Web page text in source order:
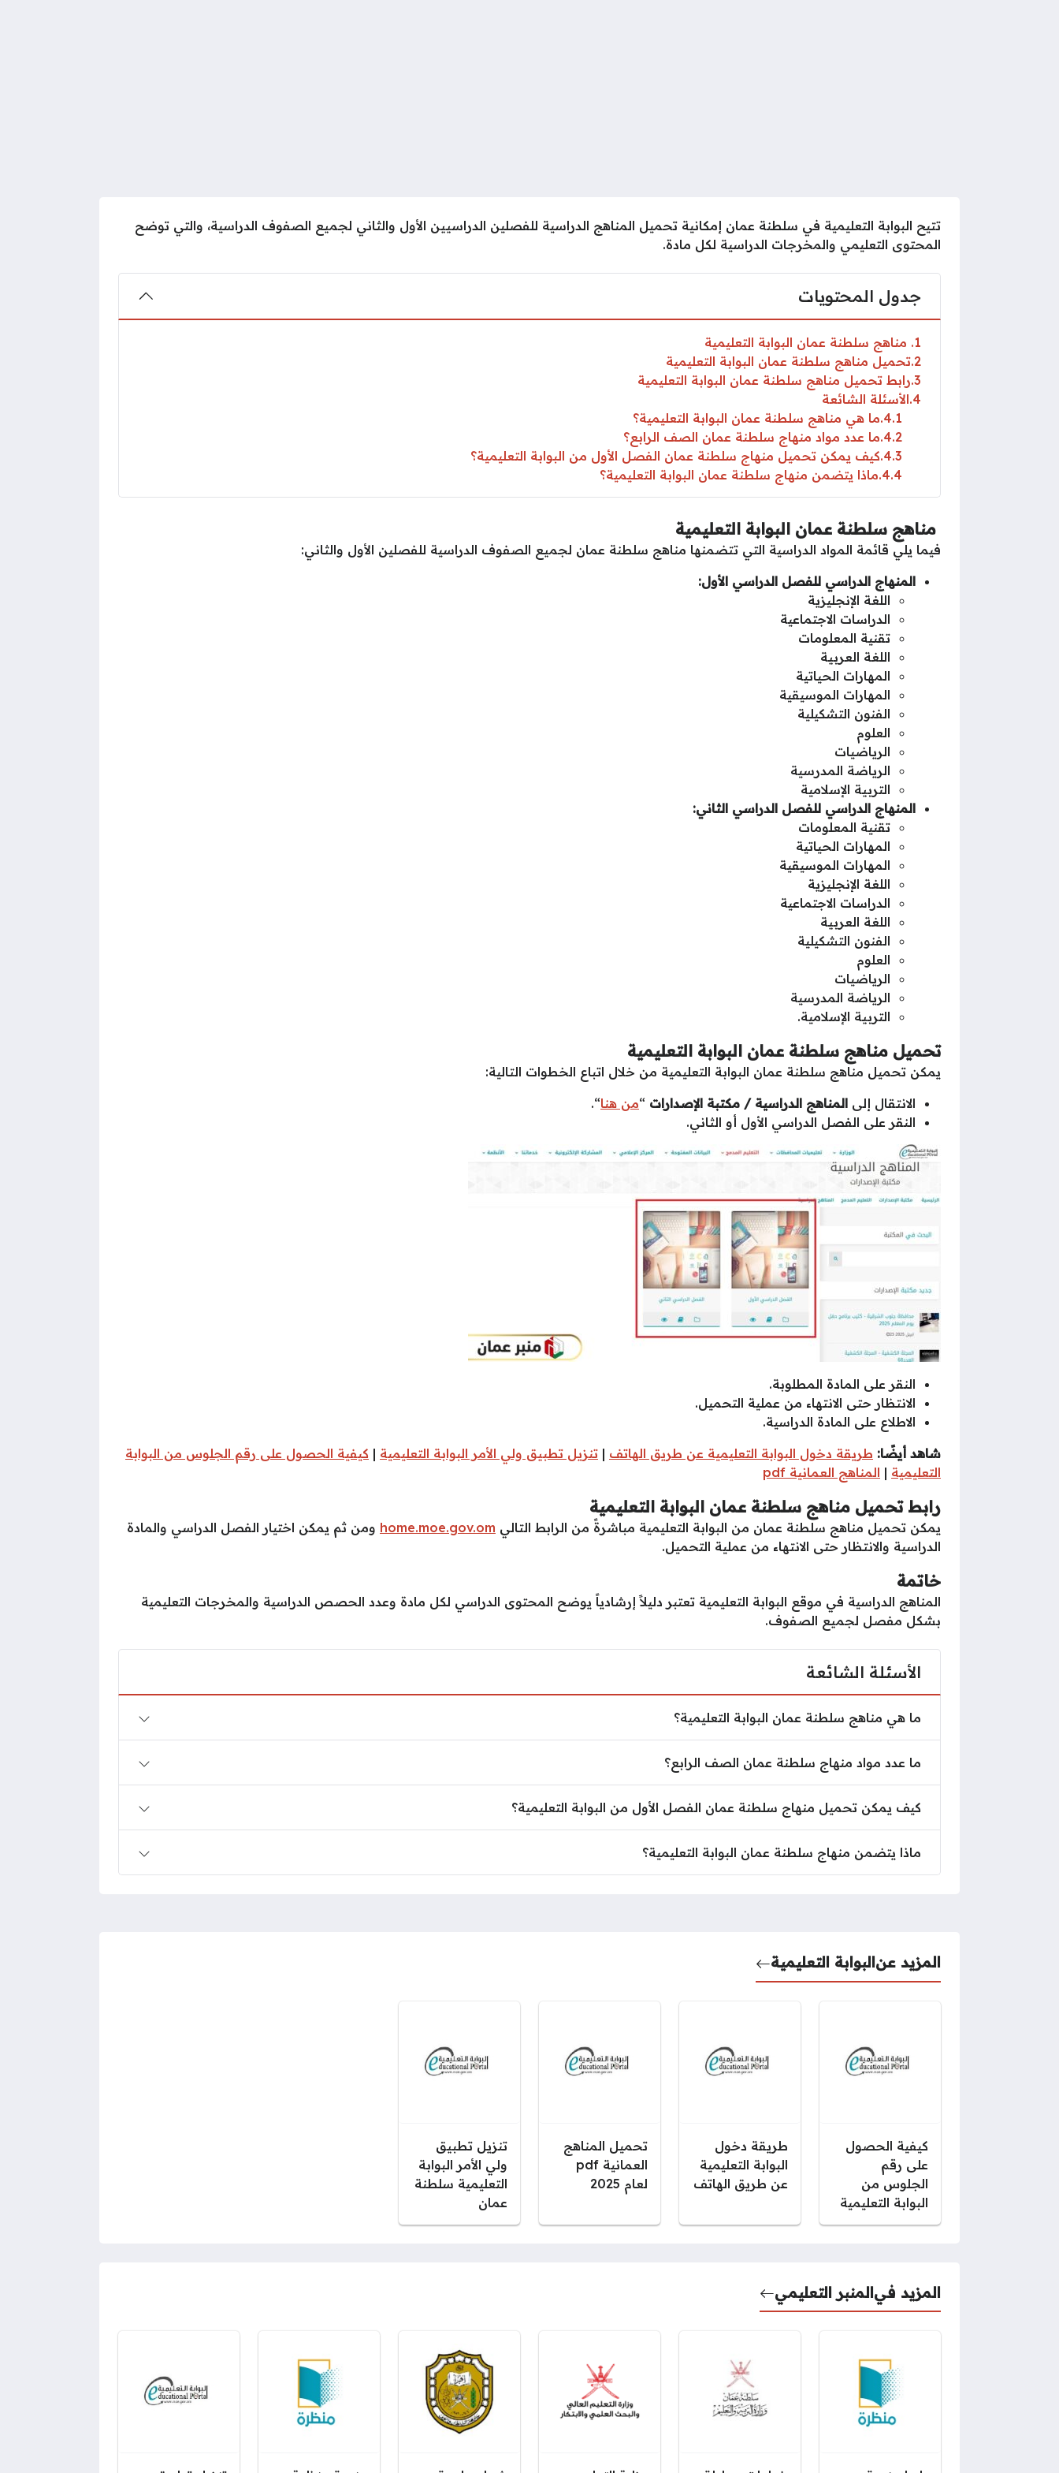
تتيح البوابة التعليمية في سلطنة عمان إمكانية تحميل المناهج الدراسية للفصلين الدراسيين الأول والثاني لجميع الصفوف الدراسية، والتي توضح
المحتوى التعليمي والمخرجات الدراسية لكل مادة.
جدول المحتويات
1 مناهج سلطنة عمان البوابة التعليمية
2 تحميل مناهج سلطنة عمان البوابة التعليمية
3 رابط تحميل مناهج سلطنة عمان البوابة التعليمية
4 الأسئلة الشائعة
4.1 ما هي مناهج سلطنة عمان البوابة التعليمية؟
4.2 ما عدد مواد منهاج سلطنة عمان الصف الرابع؟
4.3 كيف يمكن تحميل منهاج سلطنة عمان الفصل الأول من البوابة التعليمية؟
4.4 ماذا يتضمن منهاج سلطنة عمان البوابة التعليمية؟
مناهج سلطنة عمان البوابة التعليمية
فيما يلي قائمة المواد الدراسية التي تتضمنها مناهج سلطنة عمان لجميع الصفوف الدراسية للفصلين الأول والثاني:
المنهاج الدراسي للفصل الدراسي الأول:
اللغة الإنجليزية
الدراسات الاجتماعية
تقنية المعلومات
اللغة العربية
المهارات الحياتية
المهارات الموسيقية
الفنون التشكيلية
العلوم
الرياضيات
الرياضة المدرسية
التربية الإسلامية
المنهاج الدراسي للفصل الدراسي الثاني:
تقنية المعلومات
المهارات الحياتية
المهارات الموسيقية
اللغة الإنجليزية
الدراسات الاجتماعية
اللغة العربية
الفنون التشكيلية
العلوم
الرياضيات
الرياضة المدرسية
التربية الإسلامية.
تحميل مناهج سلطنة عمان البوابة التعليمية
يمكن تحميل مناهج سلطنة عمان البوابة التعليمية من خلال اتباع الخطوات التالية:
الانتقال إلى المناهج الدراسية / مكتبة الإصدارات “من هنا“.
النقر على الفصل الدراسي الأول أو الثاني.
النقر على المادة المطلوبة.
الانتظار حتى الانتهاء من عملية التحميل.
الاطلاع على المادة الدراسية.
شاهد أيضًا: طريقة دخول البوابة التعليمية عن طريق الهاتف | تنزيل تطبيق ولي الأمر البوابة التعليمية | كيفية الحصول على رقم الجلوس من البوابة
التعليمية | المناهج العمانية pdf
رابطتحميل مناهج سلطنة عمان البوابة التعليمية
يمكن تحميل مناهج سلطنة عمان من البوابة التعليمية مباشرةً من الرابط التالي home.moe.gov.om ومن ثم يمكن اختيار الفصل الدراسي والمادة
الدراسية والانتظار حتى الانتهاء من عملية التحميل.
خاتمة
المناهج الدراسية في موقع البوابة التعليمية تعتبر دليلاً إرشادياً يوضح المحتوى الدراسي لكل مادة وعدد الحصص الدراسية والمخرجات التعليمية
بشكل مفصل لجميع الصفوف.
الأسئلة الشائعة
ما هي مناهج سلطنة عمان البوابة التعليمية؟
ما عدد مواد منهاج سلطنة عمان الصف الرابع؟
كيف يمكن تحميل منهاج سلطنة عمان الفصل الأول من البوابة التعليمية؟
ماذا يتضمن منهاج سلطنة عمان البوابة التعليمية؟
المزيد عنالبوابة التعليمية
كيفية الحصول
على رقم
الجلوس من
البوابة التعليمية
طريقة دخول
البوابة التعليمية
عن طريق الهاتف
تحميل المناهج
العمانية pdf
لعام 2025
تنزيل تطبيق
ولي الأمر البوابة
التعليمية سلطنة
عمان
المزيد فيالمنبر التعليمي